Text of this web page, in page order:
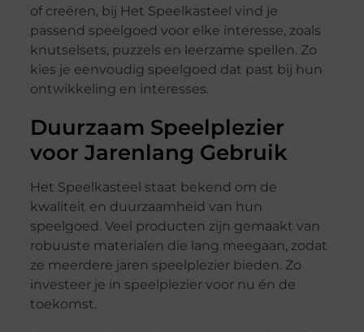
of creëren, bij Het Speelkasteel vind je
passend speelgoed voor elke interesse, zoals
knutselsets, puzzels en leerzame spellen. Zo
kies je eenvoudig speelgoed dat past bij hun
ontwikkeling en interesses.
Duurzaam Speelplezier
voor Jarenlang Gebruik
Het Speelkasteel staat bekend om de
kwaliteit en duurzaamheid van hun
speelgoed. Veel producten zijn gemaakt van
robuuste materialen die lang meegaan, zodat
ze meerdere jaren speelplezier bieden. Zo
investeer je in speelplezier voor nu én de
toekomst.